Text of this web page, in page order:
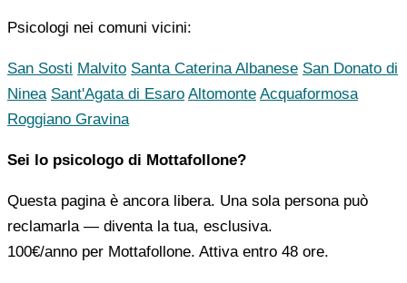
Psicologi nei comuni vicini:
San Sosti Malvito Santa Caterina Albanese San Donato di
Ninea Sant'Agata di Esaro Altomonte Acquaformosa
Roggiano Gravina
Sei lo psicologo di Mottafollone?
Questa pagina è ancora libera. Una sola persona può
reclamarla — diventa la tua, esclusiva.
100€/anno per Mottafollone. Attiva entro 48 ore.